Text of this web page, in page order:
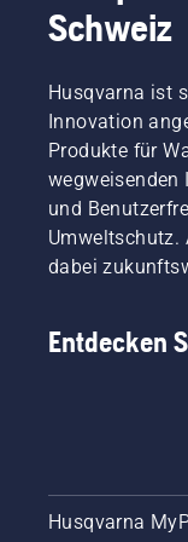
Schweiz
Husqvarna ist
Innovation
Produkte für
wegweisenden
und
Umweltschutz.
dabei
Entdecken
Husqvarna